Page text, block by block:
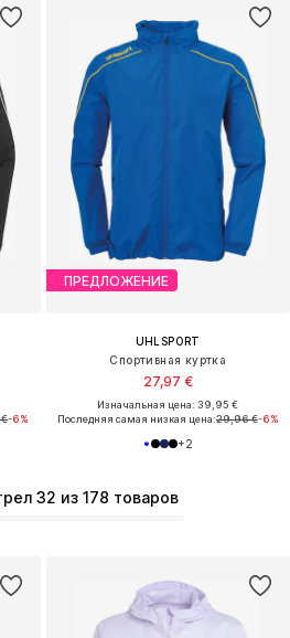
-6%
ПРЕДЛОЖЕНИЕ
UHLSPORT
Спортивная куртка
27,97 €
Изначальная цена: 39,95 €
Последняя самая низкая цена:29,96 €-6%
+2
32 из 178 товаров